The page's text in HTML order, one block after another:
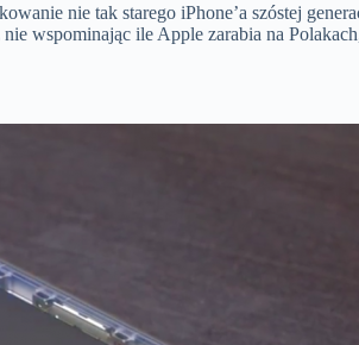
nie tak starego iPhone’a szóstej
wspominając ile Apple zarabia na